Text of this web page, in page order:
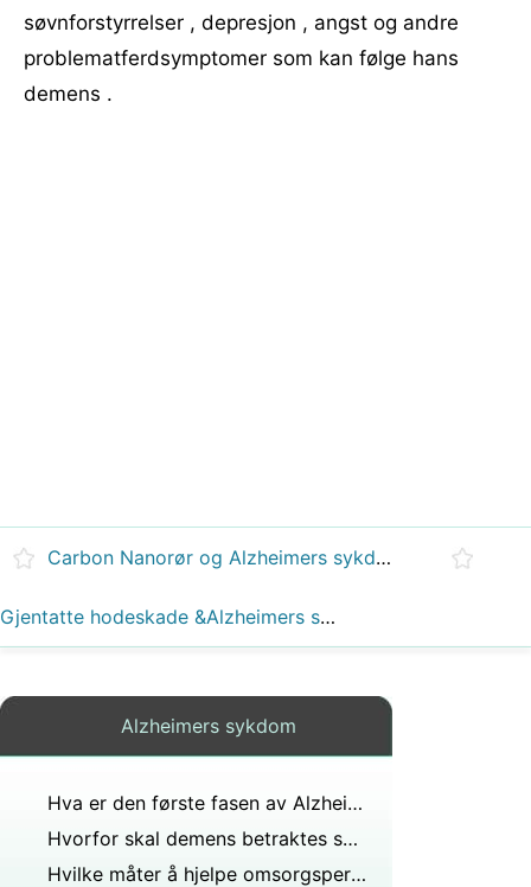
søvnforstyrrelser , depresjon , angst og andre
problematferdsymptomer som kan følge hans
demens .
Carbon Nanorør og Alzheimers sykdom
Gjentatte hodeskade &Alzheimers sykdom
Alzheimers sykdom
Hva er den første fasen av Alzheimers?
Hvorfor skal demens betraktes som funksjonshemming?
Hvilke måter å hjelpe omsorgspersoner og andre å forstå enn en person med demens har unike behovspreferanser?